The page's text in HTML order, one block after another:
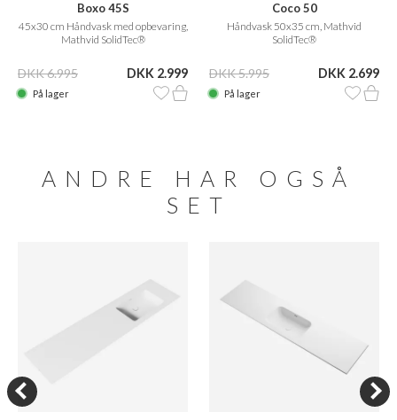
Boxo 45S
45x30 cm Håndvask med opbevaring,
Mathvid SolidTec®
DKK 6.995 DKK 2.999
På lager
Coco 50
Håndvask 50x35 cm, Mathvid
SolidTec®
DKK 5.995 DKK 2.699
På lager
ANDRE HAR OGSÅ
SET